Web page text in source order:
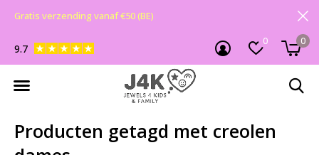
0 0
9.7
Gratis verzending vanaf €50 (BE)
Producten getagd met creolen